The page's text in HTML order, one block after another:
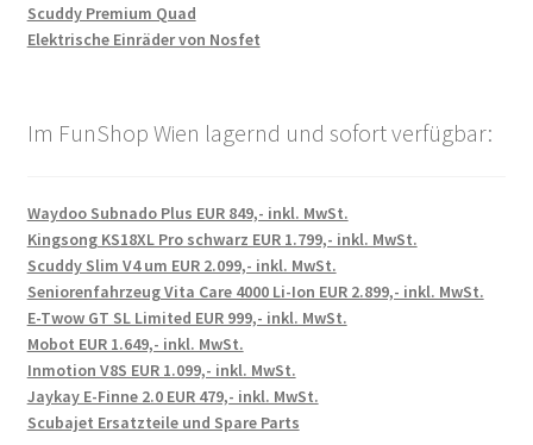
Scuddy Premium Quad
Elektrische Einräder von Nosfet
Im FunShop Wien lagernd und sofort verfügbar:
Waydoo Subnado Plus EUR 849,- inkl. MwSt.
Kingsong KS18XL Pro schwarz EUR 1.799,- inkl. MwSt.
Scuddy Slim V4 um EUR 2.099,- inkl. MwSt.
Seniorenfahrzeug Vita Care 4000 Li-Ion EUR 2.899,- inkl. MwSt.
E-Twow GT SL Limited EUR 999,- inkl. MwSt.
Mobot EUR 1.649,- inkl. MwSt.
Inmotion V8S EUR 1.099,- inkl. MwSt.
Jaykay E-Finne 2.0 EUR 479,- inkl. MwSt.
Scubajet Ersatzteile und Spare Parts